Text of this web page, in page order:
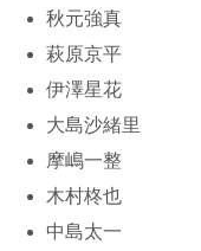
秋元強真
萩原京平
伊澤星花
大島沙緒里
摩嶋一整
木村柊也
中島太一